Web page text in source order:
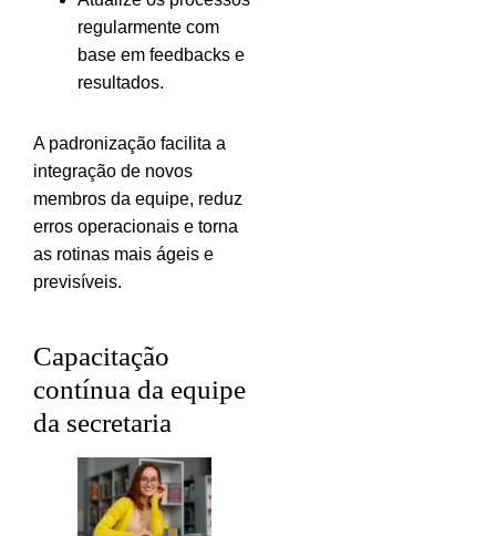
regularmente com
base em feedbacks e
resultados.
A padronização facilita a
integração de novos
membros da equipe, reduz
erros operacionais e torna
as rotinas mais ágeis e
previsíveis.
Capacitação
contínua da equipe
da secretaria